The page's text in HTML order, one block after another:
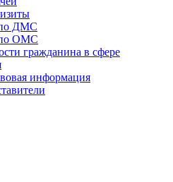
по ДМС
по ОМС
гражданина в сфере
информация